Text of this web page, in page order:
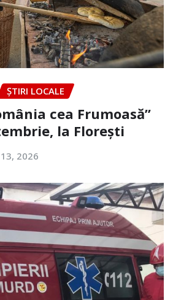
ȘTIRI LOCALE
cea Frumoasă”
la Florești
2026